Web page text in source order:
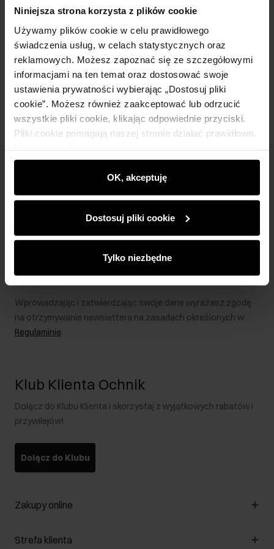
Niniejsza strona korzysta z plików cookie
Używamy plików cookie w celu prawidłowego
świadczenia usług, w celach statystycznych oraz
reklamowych. Możesz zapoznać się ze szczegółowymi
informacjami na ten temat oraz dostosować swoje
ustawienia prywatności wybierając „Dostosuj pliki
cookie”. Możesz również zaakceptować lub odrzucić
wszystkie pliki cookie, klikając odpowiednie przyciski.
Pliki cookie pomagają naszej stronie działać prawidłowo.
wyświetlać im dopasowane do ich preferencji treści,
rekomendacje oraz komunikaty reklamowe informujące o
najnowszych promocjach w e-sklepie. Informacje o tym,
partnerom społecznościowym, reklamowym i
analitycznym. Partnerzy mogą połączyć te informacje z
podczas korzystania z ich usług.
OK, akceptuję
Dostosuj pliki cookie
Tylko niezbędne
Szczegóły
Skład i wymiary
Opinie
Bądź na bieżąco z nowościami i promocjami!
Wprowadzając i zatwierdzając swoje dane wyrażasz zgodę
na otrzymywanie newslettera na zasadach określonych w
Regulaminie.
Klub Klienta Ochnik
Dołącz do Klubu Klienta i skorzystaj z wyjątkowych rabatów i
przywilejów!
Dołącz do Klubu
Zakupy online
Zarządzaj cookies
Strefa klienta